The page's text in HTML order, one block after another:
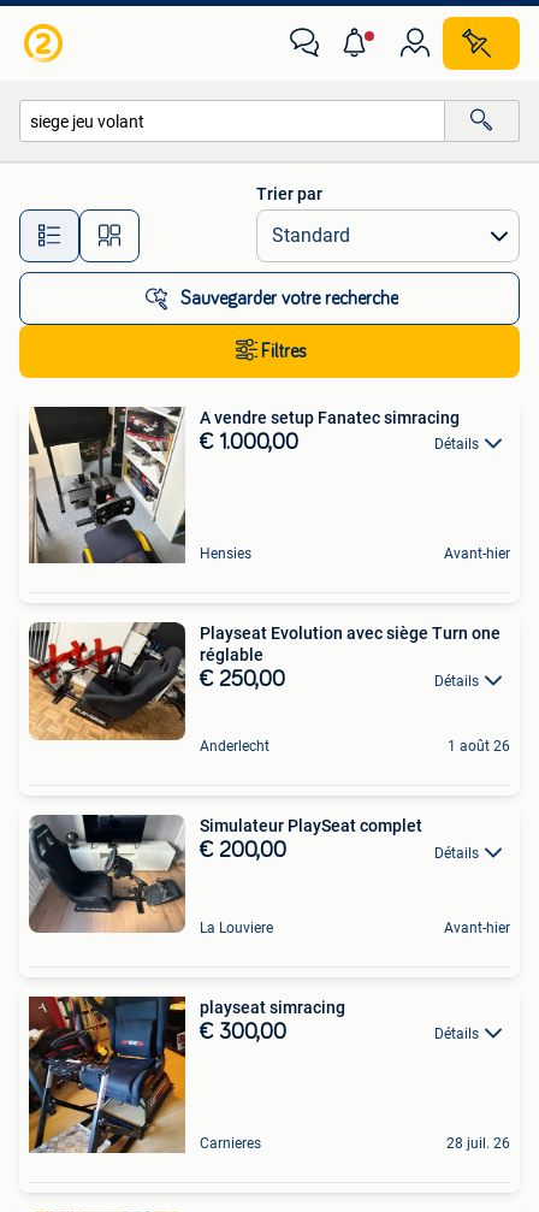
Toutes les distances…
Trier par
Sauvegarder votre recherche
Filtres
A vendre setup Fanatec simracing
€ 1.000,00 Détails
Hensies Avant-hier
Playseat Evolution avec siège Turn one
réglable
€ 250,00 Détails
Anderlecht 1 août 26
Simulateur PlaySeat complet
€ 200,00 Détails
La Louviere Avant-hier
playseat simracing
€ 300,00 Détails
Carnieres 28 juil. 26